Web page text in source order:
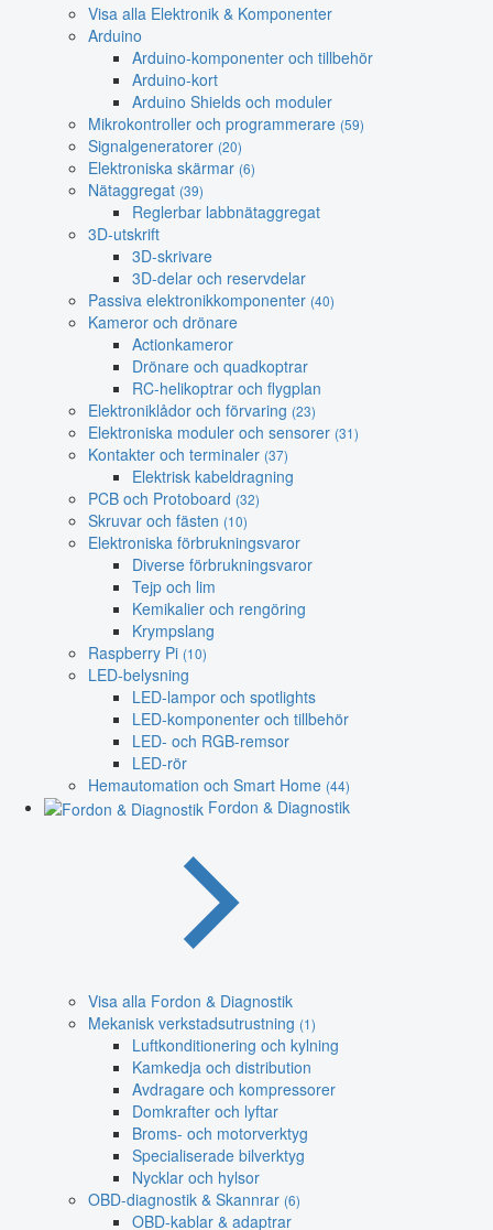
Visa alla Elektronik & Komponenter
Arduino
Arduino-komponenter och tillbehör
Arduino-kort
Arduino Shields och moduler
Mikrokontroller och programmerare (59)
Signalgeneratorer (20)
Elektroniska skärmar (6)
Nätaggregat (39)
Reglerbar labbnätaggregat
3D-utskrift
3D-skrivare
3D-delar och reservdelar
Passiva elektronikkomponenter (40)
Kameror och drönare
Actionkameror
Drönare och quadkoptrar
RC-helikoptrar och flygplan
Elektroniklådor och förvaring (23)
Elektroniska moduler och sensorer (31)
Kontakter och terminaler (37)
Elektrisk kabeldragning
PCB och Protoboard (32)
Skruvar och fästen (10)
Elektroniska förbrukningsvaror
Diverse förbrukningsvaror
Tejp och lim
Kemikalier och rengöring
Krympslang
Raspberry Pi (10)
LED-belysning
LED-lampor och spotlights
LED-komponenter och tillbehör
LED- och RGB-remsor
LED-rör
Hemautomation och Smart Home (44)
Fordon & Diagnostik
Visa alla Fordon & Diagnostik
Mekanisk verkstadsutrustning (1)
Luftkonditionering och kylning
Kamkedja och distribution
Avdragare och kompressorer
Domkrafter och lyftar
Broms- och motorverktyg
Specialiserade bilverktyg
Nycklar och hylsor
OBD-diagnostik & Skannrar (6)
OBD-kablar & adaptrar